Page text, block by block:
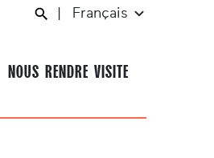
Français
NOUS RENDRE VISITE